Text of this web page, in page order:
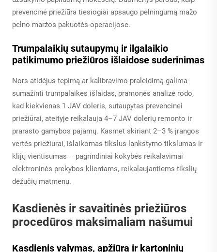
prevencinė priežiūra tiesiogiai apsaugo pelningumą mažo
pelno maržos pakuotės operacijose.
Trumpalaikių sutaupymų ir ilgalaikio
patikimumo priežiūros išlaidose suderinimas
Nors atidėjus tepimą ar kalibravimo praleidimą galima
sumažinti trumpalaikes išlaidas, pramonės analizė rodo,
kad kiekvienas 1 JAV doleris, sutaupytas prevencinei
priežiūrai, ateityje reikalauja 4–7 JAV dolerių remonto ir
prarasto gamybos pajamų. Kasmet skiriant 2–3 % įrangos
vertės priežiūrai, išlaikomas tikslus lankstymo tikslumas ir
klijų vientisumas – pagrindiniai kokybės reikalavimai
elektroninės prekybos klientams, reikalaujantiems tikslių
dėžučių matmenų.
Kasdienės ir savaitinės priežiūros
procedūros maksimaliam našumui
Kasdienis valymas, apžiūra ir kartoninių